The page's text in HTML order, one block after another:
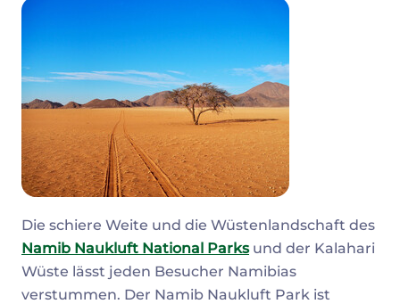
Die schiere Weite und die Wüstenlandschaft des
Namib Naukluft National Parksund der Kalahari
Wüste lässt jeden Besucher Namibias
verstummen. Der Namib Naukluft Park ist